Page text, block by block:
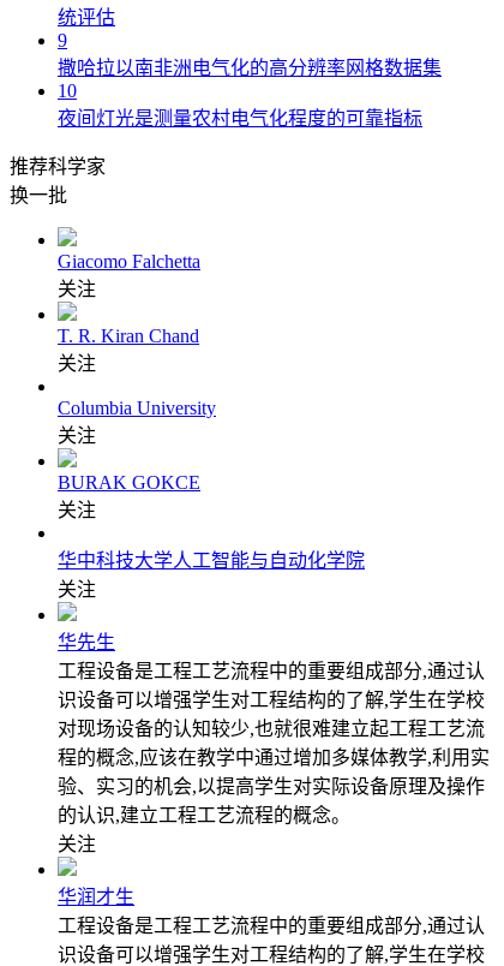
统评估
9
撒哈拉以南非洲电气化的高分辨率网格数据集
10
夜间灯光是测量农村电气化程度的可靠指标
推荐科学家
换一批
Giacomo Falchetta
关注
T. R. Kiran Chand
关注
Columbia University
关注
BURAK GOKCE
关注
华中科技大学人工智能与自动化学院
关注
华先生
工程设备是工程工艺流程中的重要组成部分,通过认
识设备可以增强学生对工程结构的了解,学生在学校
对现场设备的认知较少,也就很难建立起工程工艺流
程的概念,应该在教学中通过增加多媒体教学,利用实
验、实习的机会,以提高学生对实际设备原理及操作
的认识,建立工程工艺流程的概念。
关注
华润才生
工程设备是工程工艺流程中的重要组成部分,通过认
识设备可以增强学生对工程结构的了解,学生在学校